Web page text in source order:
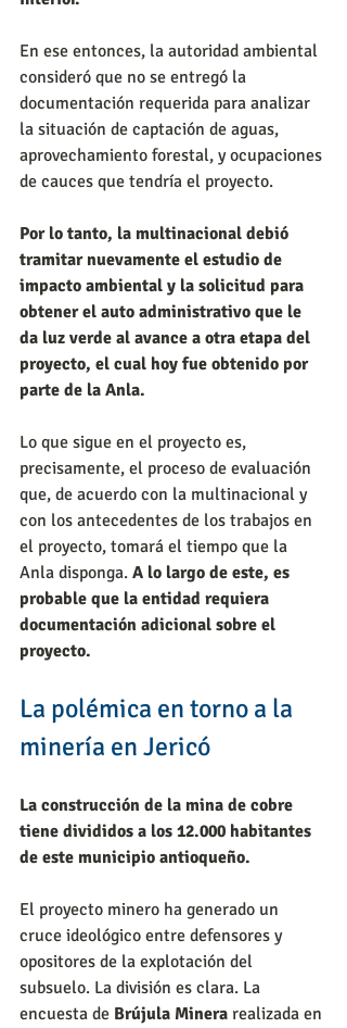
En ese entonces, la autoridad ambiental
consideró que no se entregó la
documentación requerida para analizar
la situación de captación de aguas,
aprovechamiento forestal, y ocupaciones
de cauces que tendría el proyecto.
Por lo tanto, la multinacional debió
tramitar nuevamente el estudio de
impacto ambiental y la solicitud para
obtener el auto administrativo que le
da luz verde al avance a otra etapa del
proyecto, el cual hoy fue obtenido por
parte de la Anla.
Lo que sigue en el proyecto es,
precisamente, el proceso de evaluación
que, de acuerdo con la multinacional y
con los antecedentes de los trabajos en
el proyecto, tomará el tiempo que la
Anla disponga. A lo largo de este, es
probable que la entidad requiera
documentación adicional sobre el
proyecto.
La polémica en torno a la
minería en Jericó
La construcción de la mina de cobre
tiene divididos a los 12.000 habitantes
de este municipio antioqueño.
El proyecto minero ha generado un
cruce ideológico entre defensores y
opositores de la explotación del
subsuelo. La división es clara. La
encuesta de Brújula Minera realizada en